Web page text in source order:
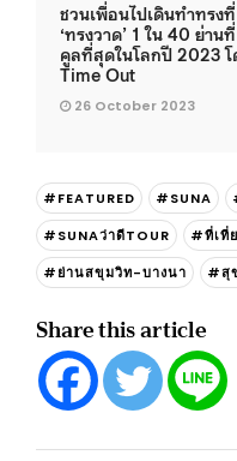
ชวนเพื่อนไปเดินทำทรงที่
‘ทรงวาด’ 1 ใน 40 ย่านที่
คูลที่สุดในโลกปี 2023 โ
Time Out
26 October 2023
#FEATURED #SUNA
#SUNAว่าดีTOUR
#ที่เที่
#ย่านสขุมวิท-บางนา
#สุ
Share this article